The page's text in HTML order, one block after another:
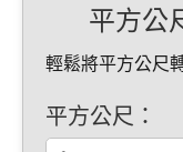
平方公
輕鬆將平方公尺
平方公尺：